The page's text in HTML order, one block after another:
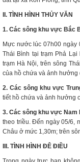
II. TÌNH HÌNH THỦY VĂN
1. Các sông khu vực Bắc
Mực nước lúc 07h00 ngày
Thái Bình tại trạm Phả
trạm Hà Nội, trên sông
của hồ chứa và ảnh hưởng
2. Các sông khu vực
tiết hồ chứa và ảnh hưởng
3. Các sông khu vực Nam
theo triều. Đến ngày 05/6,
Châu ở mức 1,30m; trên
III. TÌNH HÌNH ĐÊ ĐIỀU